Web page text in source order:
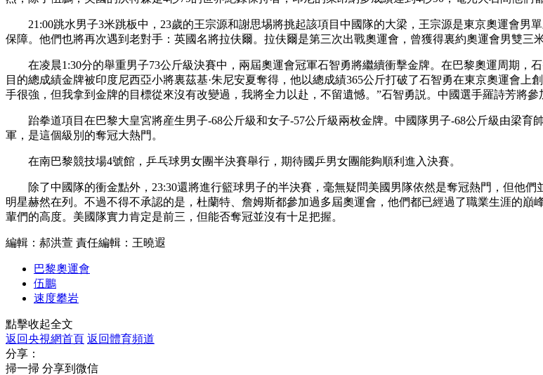
VIP會員 CCTV奧林匹克頻道 生活體育大會 體育江湖 文化體育 冰雪道路
大國智造 大國展會 大國保險 雲頂對話 雲起 超級工廠 智敬中國 全民健康
CCTV.節目官網 直播 節目單 欄目 片庫 熱播榜 總台企業白名單
21:00跳水男子3米跳板中，23歲的王宗源和謝思埸將挑起該項目中國隊的大梁，王宗源是東京奧運會
保障。他們也將再次遇到老對手：英國名將拉伕爾。拉伕爾是第三次出戰奧運會，曾獲得裏約奧運會男雙三
在凌晨1:30分的舉重男子73公斤級決賽中，兩屆奧運會冠軍石智勇將繼續衝擊金牌。在巴黎奧運周期
目的總成績金牌被印度尼西亞小將裏茲基·朱尼安夏奪得，他以總成績365公斤打破了石智勇在東京奧運會
手很強，但我拿到金牌的目標從來沒有改變過，我將全力以赴，不留遺憾。”石智勇説。中國選手羅詩芳將參
跆拳道項目在巴黎大皇宮將産生男子-68公斤級和女子-57公斤級兩枚金牌。中國隊男子-68公斤級由梁
軍，是這個級別的奪冠大熱門。
在南巴黎競技場4號館，乒乓球男女團半決賽舉行，期待國乒男女團能夠順利進入決賽。
除了中國隊的衝金點外，23:30還將進行籃球男子的半決賽，毫無疑問美國男隊依然是奪冠熱門，但他
明星赫然在列。不過不得不承認的是，杜蘭特、詹姆斯都參加過多屆奧運會，他們都已經過了職業生涯的
輩們的高度。美國隊實力肯定是前三，但能否奪冠並沒有十足把握。
編輯：郝洪萱 責任編輯：王曉遐
巴黎奧運會
伍鵬
速度攀岩
點擊收起全文
返回央視網首頁 返回體育頻道
分享：
掃一掃 分享到微信